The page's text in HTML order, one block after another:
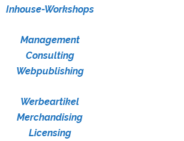
Inhouse-Workshops
Management
Consulting
Webpublishing
Werbeartikel
Merchandising
Licensing